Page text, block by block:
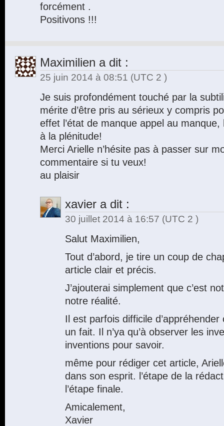
forcément .
Positivons !!!
Maximilien a dit :
25 juin 2014 à 08:51 (UTC 2 )
Je suis profondément touché par la
mérite d’être pris au sérieux y compris
effet l’état de manque appel au manque,
à la plénitude!
Merci Arielle n’hésite pas à passer sur
commentaire si tu veux!
au plaisir
xavier a dit :
30 juillet 2014 à 16:57 (UTC 2 )
Salut Maximilien,
Tout d’abord, je tire un coup de
article clair et précis.
J’ajouterai simplement que c’est
notre réalité.
Il est parfois difficile d’appréhender
un fait. Il n’ya qu’à observer les
inventions pour savoir.
même pour rédiger cet article,
dans son esprit. l’étape de la
l’étape finale.
Amicalement,
Xavier